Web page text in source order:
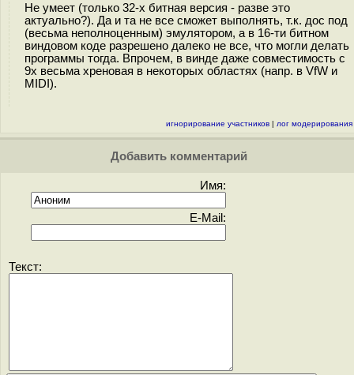
Не умеет (только 32-х битная версия - разве это
актуально?). Да и та не все сможет выполнять, т.к. дос под
(весьма неполноценным) эмулятором, а в 16-ти битном
виндовом коде разрешено далеко не все, что могли делать
программы тогда. Впрочем, в винде даже совместимость с
9x весьма хреновая в некоторых областях (напр. в VfW и
MIDI).
игнорирование участников | лог модерирования
Добавить комментарий
Имя:
E-Mail:
Текст: